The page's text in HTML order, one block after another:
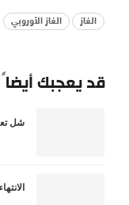
الغاز الغاز الأوروبي
قد يعجبك أيضاً
شل